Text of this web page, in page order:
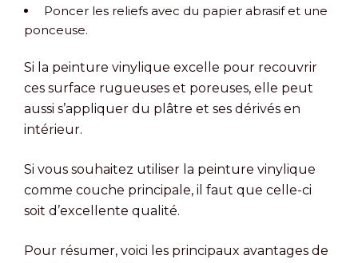
Poncer les reliefs avec du papier abrasif et une
ponceuse.
Si la peinture vinylique excelle pour recouvrir
ces surface rugueuses et poreuses, elle peut
aussi s’appliquer du plâtre et ses dérivés en
intérieur.
Si vous souhaitez utiliser la peinture vinylique
comme couche principale, il faut que celle-ci
soit d’excellente qualité.
Pour résumer, voici les principaux avantages de